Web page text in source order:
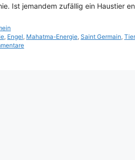
Ist jemandem zufällig ein Haustier
Engel Mahatma-Energie ,Saint Germain ,